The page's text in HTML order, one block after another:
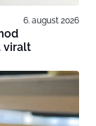
6. august 2026
viralt